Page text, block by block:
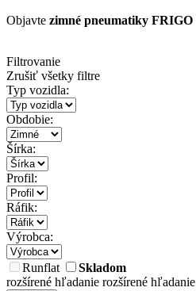
Objavte zimné pneumatiky FRIGO
Filtrovanie
Zrušiť všetky filtre
Typ vozidla:
Obdobie:
Šírka:
Profil:
Ráfik:
Výrobca:
Runflat
Skladom
rozšírené hľadanie rozšírené hľadanie